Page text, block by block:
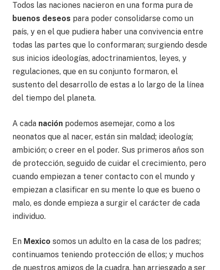
Todos las naciones nacieron en una forma pura de
buenos deseos para poder consolidarse como un
país, y en el que pudiera haber una convivencia entre
todas las partes que lo conformaran; surgiendo desde
sus inicios ideologías, adoctrinamientos, leyes, y
regulaciones, que en su conjunto formaron, el
sustento del desarrollo de estas a lo largo de la línea
del tiempo del planeta.
A cada nación podemos asemejar, como a los
neonatos que al nacer, están sin maldad; ideología;
ambición; o creer en el poder. Sus primeros años son
de protección, seguido de cuidar el crecimiento, pero
cuando empiezan a tener contacto con el mundo y
empiezan a clasificar en su mente lo que es bueno o
malo, es donde empieza a surgir el carácter de cada
individuo.
En Mexico somos un adulto en la casa de los padres;
continuamos teniendo protección de ellos; y muchos
de nuestros amigos de la cuadra, han arriesgado a ser